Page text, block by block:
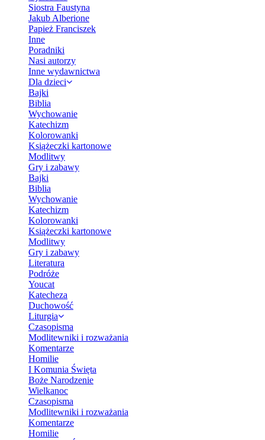
Siostra Faustyna
Jakub Alberione
Papież Franciszek
Inne
Poradniki
Nasi autorzy
Inne wydawnictwa
Dla dzieci
Bajki
Biblia
Wychowanie
Katechizm
Kolorowanki
Książeczki kartonowe
Modlitwy
Gry i zabawy
Bajki
Biblia
Wychowanie
Katechizm
Kolorowanki
Książeczki kartonowe
Modlitwy
Gry i zabawy
Literatura
Podróże
Youcat
Katecheza
Duchowość
Liturgia
Czasopisma
Modlitewniki i rozważania
Komentarze
Homilie
I Komunia Święta
Boże Narodzenie
Wielkanoc
Czasopisma
Modlitewniki i rozważania
Komentarze
Homilie